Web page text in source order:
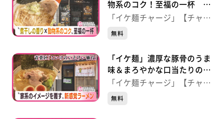
〝トリプルスープ〟をベースに、削りたての本枯節を加
えて更にカツオの風味がアップしている！見た目も美し
い極上の一杯。
物系のコク！至福の一杯
【つるちゃんラーメン】
「イケ麺チャージ」【チャー
ジ！】
無料
「イケ麺」濃厚な豚骨のうま
味＆まろやかな口当たりの家
系ラーメン！ 【こいけのい
区）
「イケ麺チャージ」【チャー
ジ！】
無料